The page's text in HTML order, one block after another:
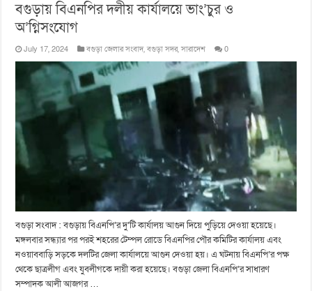
বগুড়ায় বিএনপির দলীয় কার্যালয়ে ভাং’চুর ও
অ’গ্নিসংযোগ
July 17, 2024 বগুড়া জেলার সংবাদ,বগুড়া সদর,সারাদেশ 0
বগুড়া সংবাদ : বগুড়ায় বিএনপি’র দু’টি কার্যালয় আগুন দিয়ে পুড়িয়ে দেওয়া হয়েছে।
মঙ্গলবার সন্ধ্যার পর পরই শহরের টেম্পল রোডে বিএনপির পৌর কমিটির কার্যালয় এবং
নওয়াববাড়ি সড়কে দলটির জেলা কার্যালয়ে আগুন দেওয়া হয়। এ ঘটনায় বিএনপি’র পক্ষ
থেকে ছাত্রলীগ এবং যুবলীগকে দায়ী করা হয়েছে। বগুড়া জেলা বিএনপি’র সাধারণ
সম্পাদক আলী আজগর …